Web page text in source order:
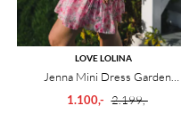
LOVE LOLINA
Jenna Mini Dress Garden
Serenade
1.100,- 2.199,-